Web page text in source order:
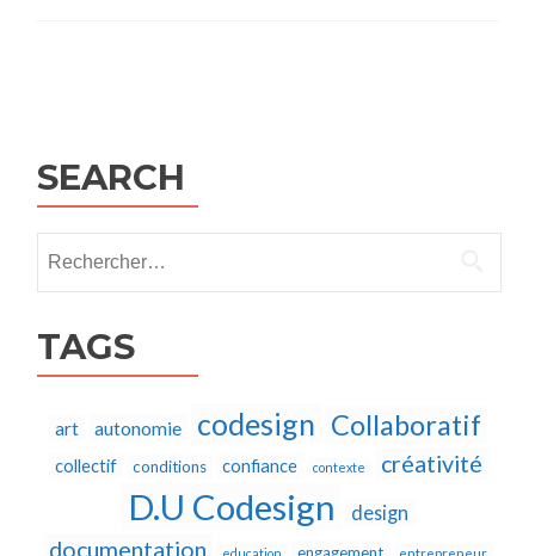
SEARCH
TAGS
art autonomie codesign Collaboratif
collectif conditions confiance contexte créativité
D.U Codesign design
documentation